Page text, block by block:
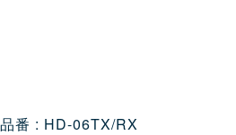
品番 : HD-06TX/RX